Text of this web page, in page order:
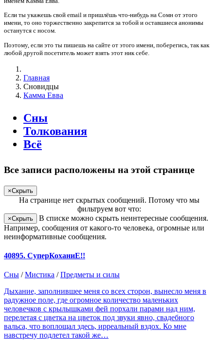
Если ты укажешь свой email и пришлёшь что-нибудь на Сомн от этого
имени, то оно торжественно закрепится за тобой и оставшиеся анонимы
останутся с носом.
Поэтому, если это ты пишешь на сайте от этого имени, поберегись , так как
любой другой посетитель может взять этот ник себе.
Главная
Сновидцы
Камма Евва
Сны
Толкования
Всё
Все записи расположены на этой странице
×Скрыть
На странице нет скрытых сообщений. Потому что мы
фильтруем вот что:
×Скрыть
В списке можно скрыть неинтересные сообщения.
Например, сообщения от какого-то человека, огромные или
неинформативные сообщения.
40895. СуперКоханиЕ!!
Сны /Мистика /Предметы и силы
Дыхание, заполнившее меня со всех сторон, вынесло меня в
радужное поле, где огромное количество маленьких
человечков с крылышками фей порхали парами над ним,
перелетая с цветка на цветок под звуки явно, свадебного
вальса, что воплощал здесь, ирреальный вздох. Ко мне
навстречу подлетел такой же…